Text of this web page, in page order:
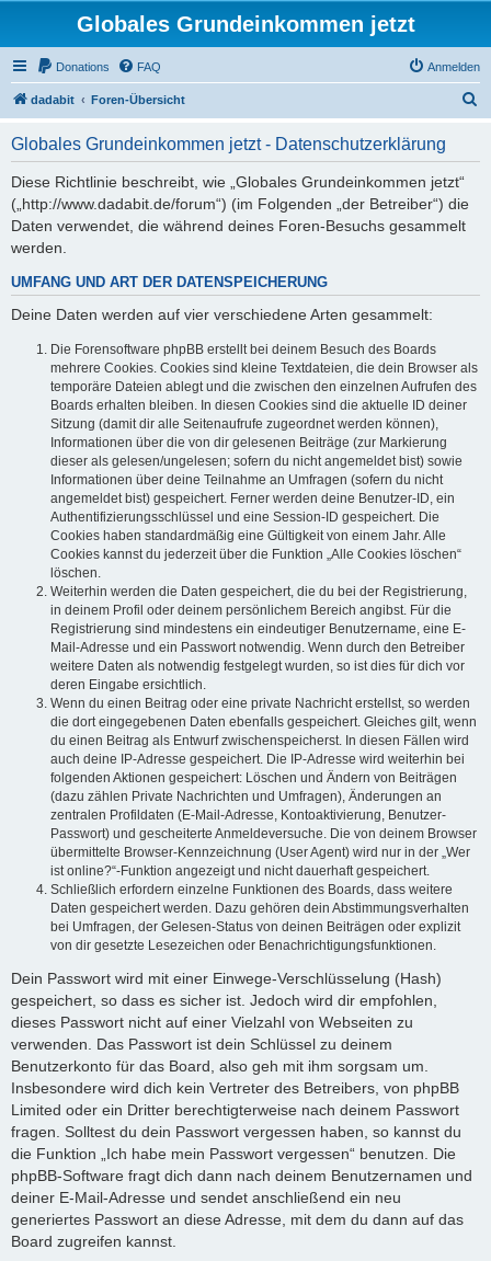
Globales Grundeinkommen jetzt
Donations FAQ Anmelden
dadabit Foren-Übersicht
Globales Grundeinkommen jetzt - Datenschutzerklärung
Diese Richtlinie beschreibt, wie „Globales Grundeinkommen jetzt“
(„http://www.dadabit.de/forum“) (im Folgenden „der Betreiber“) die
Daten verwendet, die während deines Foren-Besuchs gesammelt
werden.
UMFANG UND ART DER DATENSPEICHERUNG
Deine Daten werden auf vier verschiedene Arten gesammelt:
Die Forensoftware phpBB erstellt bei deinem Besuch des Boards
mehrere Cookies. Cookies sind kleine Textdateien, die dein Browser als
temporäre Dateien ablegt und die zwischen den einzelnen Aufrufen des
Boards erhalten bleiben. In diesen Cookies sind die aktuelle ID deiner
Sitzung (damit dir alle Seitenaufrufe zugeordnet werden können),
Informationen über die von dir gelesenen Beiträge (zur Markierung
dieser als gelesen/ungelesen; sofern du nicht angemeldet bist) sowie
Informationen über deine Teilnahme an Umfragen (sofern du nicht
angemeldet bist) gespeichert. Ferner werden deine Benutzer-ID, ein
Authentifizierungsschlüssel und eine Session-ID gespeichert. Die
Cookies haben standardmäßig eine Gültigkeit von einem Jahr. Alle
Cookies kannst du jederzeit über die Funktion „Alle Cookies löschen“
löschen.
Weiterhin werden die Daten gespeichert, die du bei der Registrierung,
in deinem Profil oder deinem persönlichem Bereich angibst. Für die
Registrierung sind mindestens ein eindeutiger Benutzername, eine E-
Mail-Adresse und ein Passwort notwendig. Wenn durch den Betreiber
weitere Daten als notwendig festgelegt wurden, so ist dies für dich vor
deren Eingabe ersichtlich.
Wenn du einen Beitrag oder eine private Nachricht erstellst, so werden
die dort eingegebenen Daten ebenfalls gespeichert. Gleiches gilt, wenn
du einen Beitrag als Entwurf zwischenspeicherst. In diesen Fällen wird
auch deine IP-Adresse gespeichert. Die IP-Adresse wird weiterhin bei
folgenden Aktionen gespeichert: Löschen und Ändern von Beiträgen
(dazu zählen Private Nachrichten und Umfragen), Änderungen an
zentralen Profildaten (E-Mail-Adresse, Kontoaktivierung, Benutzer-
Passwort) und gescheiterte Anmeldeversuche. Die von deinem Browser
übermittelte Browser-Kennzeichnung (User Agent) wird nur in der „Wer
ist online?“-Funktion angezeigt und nicht dauerhaft gespeichert.
Schließlich erfordern einzelne Funktionen des Boards, dass weitere
Daten gespeichert werden. Dazu gehören dein Abstimmungsverhalten
bei Umfragen, der Gelesen-Status von deinen Beiträgen oder explizit
von dir gesetzte Lesezeichen oder Benachrichtigungsfunktionen.
Dein Passwort wird mit einer Einwege-Verschlüsselung (Hash)
gespeichert, so dass es sicher ist. Jedoch wird dir empfohlen,
dieses Passwort nicht auf einer Vielzahl von Webseiten zu
verwenden. Das Passwort ist dein Schlüssel zu deinem
Benutzerkonto für das Board, also geh mit ihm sorgsam um.
Insbesondere wird dich kein Vertreter des Betreibers, von phpBB
Limited oder ein Dritter berechtigterweise nach deinem Passwort
fragen. Solltest du dein Passwort vergessen haben, so kannst du
die Funktion „Ich habe mein Passwort vergessen“ benutzen. Die
phpBB-Software fragt dich dann nach deinem Benutzernamen und
deiner E-Mail-Adresse und sendet anschließend ein neu
generiertes Passwort an diese Adresse, mit dem du dann auf das
Board zugreifen kannst.